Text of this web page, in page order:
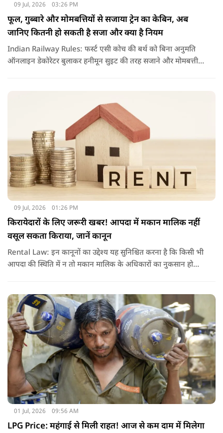
09 Jul, 2026 03:26 PM
फूल, गुब्बारे और मोमबत्तियों से सजाया ट्रेन का केबिन, अब
जानिए कितनी हो सकती है सजा और क्या है नियम
Indian Railway Rules: फर्स्ट एसी कोच की बर्थ को बिना अनुमति
ऑनलाइन डेकोरेटर बुलाकर हनीमून सुइट की तरह सजाने और मोमबत्ती
09 Jul, 2026 01:26 PM
किरायेदारों के लिए जरूरी खबर! आपदा में मकान मालिक नहीं
वसूल सकता किराया, जानें कानून
Rental Law: इन कानूनों का उद्देश्य यह सुनिश्चित करना है कि किसी भी
आपदा की स्थिति में न तो मकान मालिक के अधिकारों का नुकसान हो
01 Jul, 2026 09:56 AM
LPG Price: महंगाई से मिली राहत! आज से कम दाम में मिलेगा